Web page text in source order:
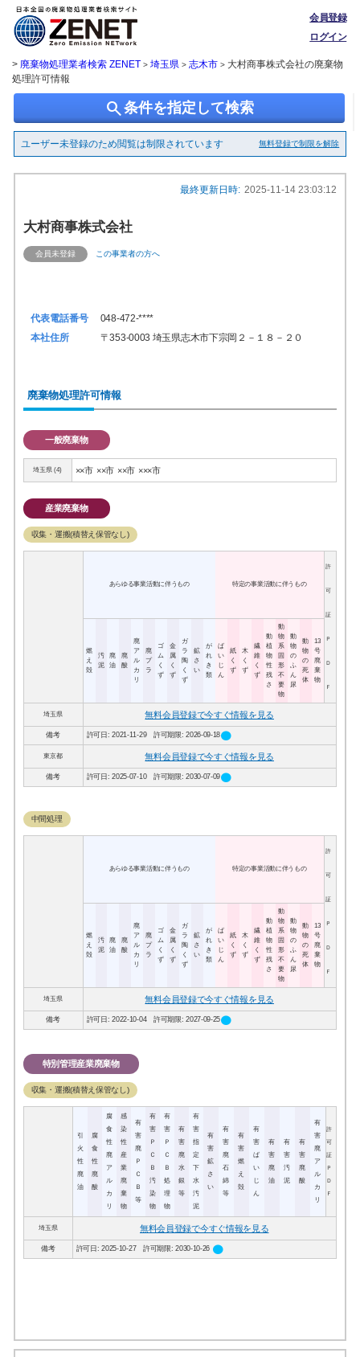
会員登録
ログイン
> 廃棄物処理業者検索 ZENET > 埼玉県 > 志木市> 大村商事株式会社の廃棄物
処理許可情報
search条件を指定して検索
ユーザー未登録のため閲覧は制限されています 無料登録で制限を解除
最終更新日時: 2025-11-14 23:03:12
大村商事株式会社
会員未登録 この事業者の方へ
代表電話番号
048-472-****
本社住所
〒353-0003 埼玉県志木市下宗岡２－１８－２０
廃棄物処理許可情報
一般廃棄物
埼玉県 (4) ××市 ××市 ××市 ×××市
産業廃棄物
収集・運搬(積替え保管なし)
あらゆる事業活動に伴うもの 特定の事業活動に伴うもの
許
可
証
Ｐ
Ｄ
Ｆ
燃
え
殻
汚
泥
廃
油
廃
酸
廃
ア
ル
カ
リ
廃
プ
ラ
ゴ
ム
く
ず
金
属
く
ず
ガ
ラ
陶
く
ず
鉱
さ
い
が
れ
き
類
ば
い
じ
ん
紙
く
ず
木
く
ず
繊
維
く
ず
動
植
物
性
残
さ
動
物
系
固
形
不
要
物
動
物
の
ふ
ん
尿
動
物
の
死
体
13
号
廃
棄
物
埼玉県 無料会員登録で今すぐ情報を見る
備考 許可日: 2021-11-29 許可期限: 2026-09-18circle
東京都 無料会員登録で今すぐ情報を見る
備考 許可日: 2025-07-10 許可期限: 2030-07-09circle
中間処理
あらゆる事業活動に伴うもの 特定の事業活動に伴うもの
許
可
証
Ｐ
Ｄ
Ｆ
燃
え
殻
汚
泥
廃
油
廃
酸
廃
ア
ル
カ
リ
廃
プ
ラ
ゴ
ム
く
ず
金
属
く
ず
ガ
ラ
陶
く
ず
鉱
さ
い
が
れ
き
類
ば
い
じ
ん
紙
く
ず
木
く
ず
繊
維
く
ず
動
植
物
性
残
さ
動
物
系
固
形
不
要
物
動
物
の
ふ
ん
尿
動
物
の
死
体
13
号
廃
棄
物
埼玉県 無料会員登録で今すぐ情報を見る
備考 許可日: 2022-10-04 許可期限: 2027-09-25circle
特別管理産業廃棄物
収集・運搬(積替え保管なし)
引
火
性
廃
油
腐
食
性
廃
酸
腐
食
性
廃
ア
ル
カ
リ
感
染
性
産
業
廃
棄
物
有
害
廃
Ｐ
Ｃ
Ｂ
等
有
害
Ｐ
Ｃ
Ｂ
汚
染
物
有
害
Ｐ
Ｃ
Ｂ
処
理
物
有
害
廃
水
銀
等
有
害
指
定
下
水
汚
泥
有
害
鉱
さ
い
有
害
廃
石
綿
等
有
害
燃
え
殻
有
害
ば
い
じ
ん
有
害
廃
油
有
害
汚
泥
有
害
廃
酸
有
害
廃
ア
ル
カ
リ
許
可
証
Ｐ
Ｄ
Ｆ
埼玉県 無料会員登録で今すぐ情報を見る
備考 許可日: 2025-10-27 許可期限: 2030-10-26 circle